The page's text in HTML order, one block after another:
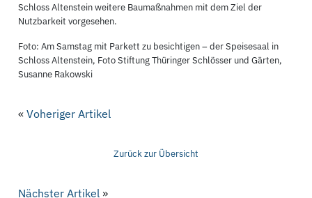
Schloss Altenstein weitere Baumaßnahmen mit dem Ziel der
Nutzbarkeit vorgesehen.
Foto: Am Samstag mit Parkett zu besichtigen – der Speisesaal in
Schloss Altenstein, Foto Stiftung Thüringer Schlösser und Gärten,
Susanne Rakowski
«Voheriger Artikel
Zurück zur Übersicht
Nächster Artikel »